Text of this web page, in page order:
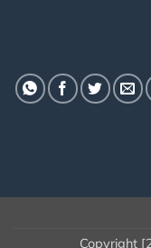
Copyright